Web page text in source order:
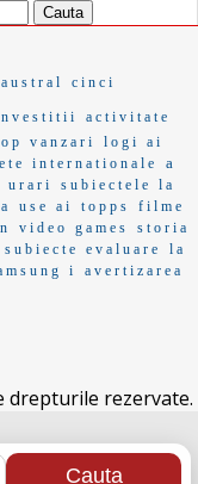
austral cinci
activitate
vanzari logi ai
internationale
a
urari
subiectele la
use ai topps
filme
video games
storia
subiecte evaluare
la
i
avertizarea
drepturile rezervate.